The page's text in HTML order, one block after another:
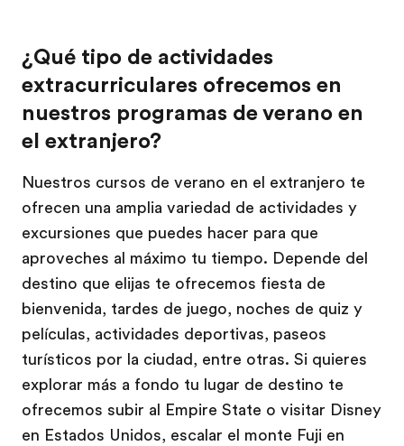
¿Qué tipo de actividades
extracurriculares ofrecemos en
nuestros programas de verano en
el extranjero?
Nuestros cursos de verano en el extranjero te
ofrecen una amplia variedad de actividades y
excursiones que puedes hacer para que
aproveches al máximo tu tiempo. Depende del
destino que elijas te ofrecemos fiesta de
bienvenida, tardes de juego, noches de quiz y
películas, actividades deportivas, paseos
turísticos por la ciudad, entre otras. Si quieres
explorar más a fondo tu lugar de destino te
ofrecemos subir al Empire State o visitar Disney
en Estados Unidos, escalar el monte Fuji en